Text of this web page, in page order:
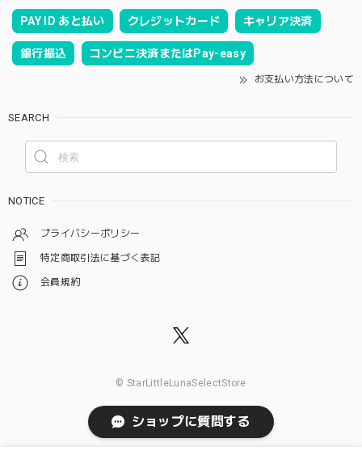
PAY ID あと払い クレジットカード キャリア決済
銀行振込 コンビニ決済またはPay-easy
お支払い方法について
SEARCH
NOTICE
プライバシーポリシー
特定商取引法に基づく表記
会員規約
© StarLittleLunaSelectStore
ショップに質問する